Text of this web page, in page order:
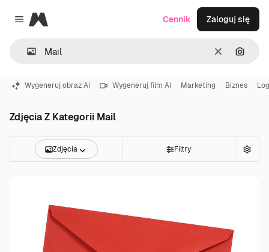
Close menu
Magnific
WyczyśćSzukaj
Cennik Zaloguj się
Wygeneruj obraz AI Wygeneruj film AI Marketing Biznes
Zdjęcia Z Kategorii Mail
Zdjęcia Filtry